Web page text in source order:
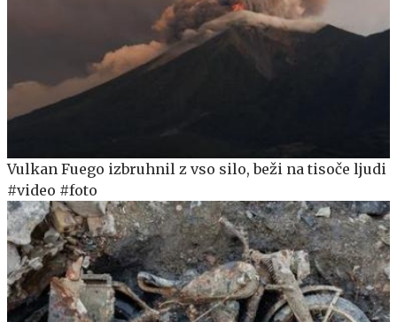
Vulkan Fuego izbruhnil z vso silo, beži na tisoče ljudi
#video #foto